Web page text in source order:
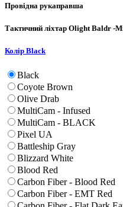
Провідна рукаправша
Тактичний ліхтар Olight Baldr -
Колір Black
Black
Coyote Brown
Olive Drab
MultiCam - Infused
MultiCam - BLACK
Pixel UA
Battleship Gray
Blizzard White
Blood Red
Carbon Fiber - Blood Red
Carbon Fiber - EMT Red